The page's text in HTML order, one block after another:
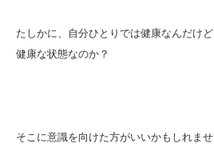
たしかに、自分ひとりでは健康なんだけ
健康な状態なのか？
そこに意識を向けた方がいいかもしれませ